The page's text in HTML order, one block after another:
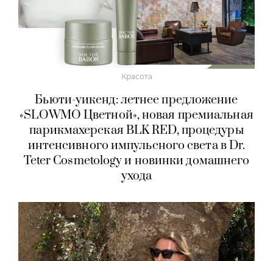
28 мая 2012
Наталья Лучанинова для раздела Путешествие